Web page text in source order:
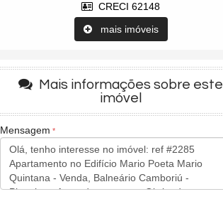
CRECI 62148
mais imóveis
Mais informações sobre este
imóvel
Mensagem